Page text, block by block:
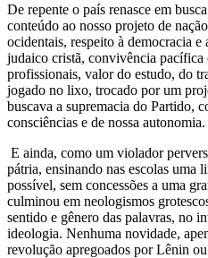
De repente o país renasce em
conteúdo ao nosso projeto de
ocidentais, respeito à democracia
judaico cristã, convivência pacífica
profissionais, valor do estudo, do
jogado no lixo, trocado por um
buscava a supremacia do Partido,
consciências e de nossa autonomia.
E ainda, como um violador
pátria, ensinando nas escolas uma
possível, sem concessões a uma
culminou em neologismos
sentido e gênero das palavras, no
ideologia. Nenhuma novidade,
revolução apregoados por Lênin